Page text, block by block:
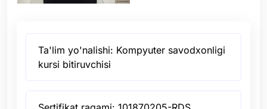
Ta'lim yo'nalishi: Kompyuter savodxonligi
kursi bitiruvchisi